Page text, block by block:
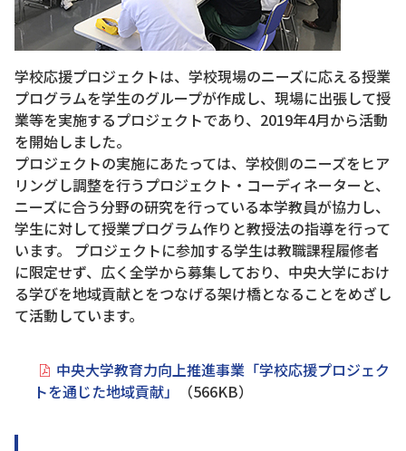
学校応援プロジェクトは、学校現場のニーズに応える授業
プログラムを学生のグループが作成し、現場に出張して授
業等を実施するプロジェクトであり、2019年4月から活動
を開始しました。
プロジェクトの実施にあたっては、学校側のニーズをヒア
リングし調整を行うプロジェクト・コーディネーターと、
ニーズに合う分野の研究を行っている本学教員が協力し、
学生に対して授業プログラム作りと教授法の指導を行って
います。 プロジェクトに参加する学生は教職課程履修者
に限定せず、広く全学から募集しており、中央大学におけ
る学びを地域貢献とをつなげる架け橋となることをめざし
て活動しています。
中央大学教育力向上推進事業「学校応援プロジェク
トを通じた地域貢献」
（566KB）